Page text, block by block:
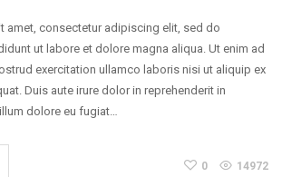
amet, consectetur adipiscing elit, sed do
ut labore et dolore magna aliqua. Ut enim ad
exercitation ullamco laboris nisi ut aliquip ex
Duis aute irure dolor in reprehenderit in
dolore eu fugiat…
0 14972